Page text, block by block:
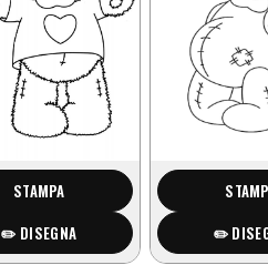
STAMPA
✏️ DISEGNA
✏️